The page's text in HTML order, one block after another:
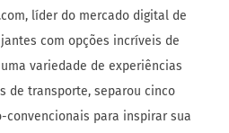
líder do mercado digital de
com opções incríveis de
variedade de experiências
de transporte, separou cinco
convencionais para inspirar sua